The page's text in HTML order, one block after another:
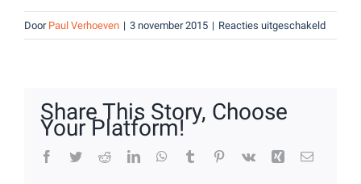
Door Paul Verhoeven | 3 november 2015 | Reacties uitgeschakeldvoor
Share This Story, Choose
Your Platform!
Facebook
TwitterRedditLinkedInWhatsApp
Tumblr Pinterest
Vk Xing E-